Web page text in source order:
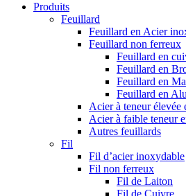
Produits
Feuillard
Feuillard en Acier
Feuillard non ferreux
Feuillard en
Feuillard en
Feuillard en
Feuillard en
Acier à teneur élevée
Acier à faible teneur
Autres feuillards
Fil
Fil d’acier inoxydable
Fil non ferreux
Fil de Laiton
Fil de Cuivre